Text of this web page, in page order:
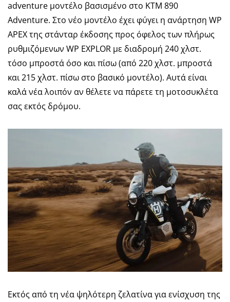
adventure μοντέλο βασισμένο στο KTM 890
Adventure. Στο νέο μοντέλο έχει φύγει η ανάρτηση WP
APEX της στάνταρ έκδοσης προς όφελος των πλήρως
ρυθμιζόμενων WP EXPLOR με διαδρομή 240 χλστ.
τόσο μπροστά όσο και πίσω (από 220 χλστ. μπροστά
και 215 χλστ. πίσω στο βασικό μοντέλο). Αυτά είναι
καλά νέα λοιπόν αν θέλετε να πάρετε τη μοτοσυκλέτα
σας εκτός δρόμου.
Εκτός από τη νέα ψηλότερη ζελατίνα για ενίσχυση της